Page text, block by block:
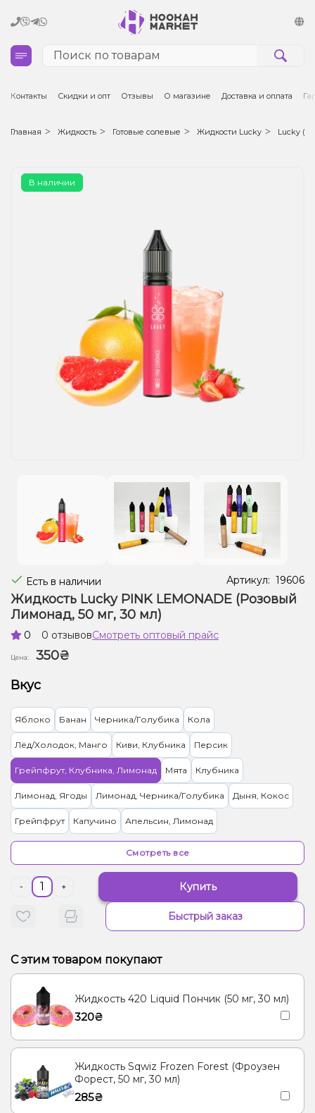
Кальяны
Табак для кальяна и кальянные смеси
Чаши для кальяна
Комплектующие для POD
Жидкости для электронных сигарет
Подарочные наборы
Контакты Скидки и опт Отзывы О магазине Доставка и оплата
Главная Жидкость Готовые солевые Жидкости Lucky Lucky
В наличии
Есть в наличии Артикул: 19606
Жидкость Lucky PINK LEMONADE (Розовый
Лимонад, 50 мг, 30 мл)
0 0 отзывовСмотреть оптовый прайс
Цена:
350₴
Вкус
Яблоко Банан Черника/Голубика Кола
Лёд/Холодок, Манго Киви, Клубника Персик
Грейпфрут, Клубника, Лимонад Мята Клубника
Лимонад, Ягоды Лимонад, Черника/Голубика Дыня, Кокос
Грейпфрут Капучино Апельсин, Лимонад
Вишня/Черешня, Лимонад Лимонад, Сливки/Крем
Бузина, Лимонад Лимонад, Чай
Лайм, Лимон, Лимонад Лимонад, Манго, Маракуйя
Алоэ, Лимонад, Мохито, Огурец
Лимон, Малина, Черника/Голубика Ананас, Ментол/Эвкалипт
Гуава, Кактус, Киви
Смотреть все
- + Купить
Быстрый заказ
С этим товаром покупают
Жидкость 420 Liquid Пончик (50 мг, 30 мл)
320₴
Жидкость Sqwiz Frozen Forest (Фроузен
Форест, 50 мг, 30 мл)
285₴